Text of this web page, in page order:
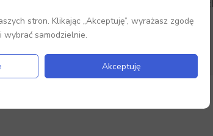
w poniedziałek lub w bardzo
stron. Klikając „Akceptuję”, wyrażasz zgodę
wybrać samodzielnie.
Akceptuję